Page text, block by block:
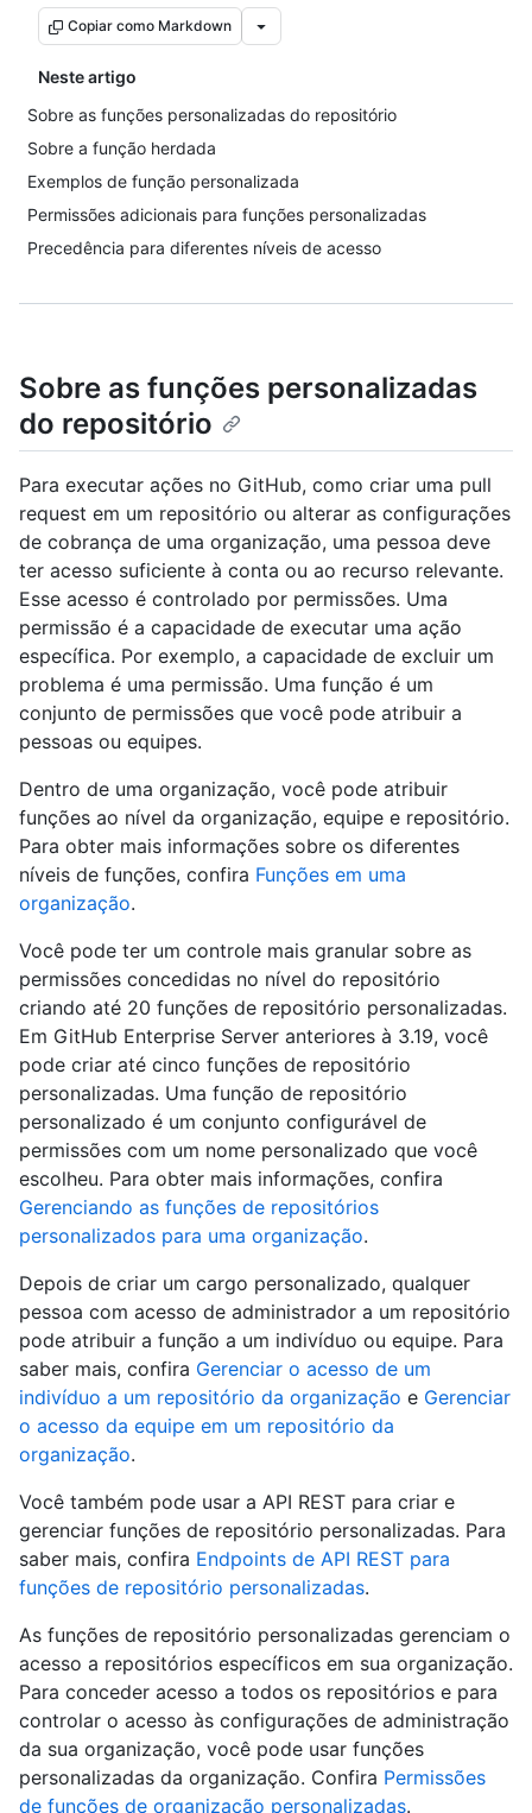
Copiar como Markdown
Neste artigo
Sobre as funções personalizadas do repositório
Sobre a função herdada
Exemplos de função personalizada
Permissões adicionais para funções personalizadas
Precedência para diferentes níveis de acesso
Sobre as funções personalizadas
do repositório
Para executar ações no GitHub, como criar uma pull
request em um repositório ou alterar as configurações
de cobrança de uma organização, uma pessoa deve
ter acesso suficiente à conta ou ao recurso relevante.
Esse acesso é controlado por permissões. Uma
permissão é a capacidade de executar uma ação
específica. Por exemplo, a capacidade de excluir um
problema é uma permissão. Uma função é um
conjunto de permissões que você pode atribuir a
pessoas ou equipes.
Dentro de uma organização, você pode atribuir
funções ao nível da organização, equipe e repositório.
Para obter mais informações sobre os diferentes
níveis de funções, confira Funções em uma
organização.
Você pode ter um controle mais granular sobre as
permissões concedidas no nível do repositório
criando até 20 funções de repositório personalizadas.
Em GitHub Enterprise Server anteriores à 3.19, você
pode criar até cinco funções de repositório
personalizadas. Uma função de repositório
personalizado é um conjunto configurável de
permissões com um nome personalizado que você
escolheu. Para obter mais informações, confira
Gerenciando as funções de repositórios
personalizados para uma organização.
Depois de criar um cargo personalizado, qualquer
pessoa com acesso de administrador a um repositório
pode atribuir a função a um indivíduo ou equipe. Para
saber mais, confira Gerenciar o acesso de um
indivíduo a um repositório da organização e Gerenciar
o acesso da equipe em um repositório da
organização.
Você também pode usar a API REST para criar e
gerenciar funções de repositório personalizadas. Para
saber mais, confira Endpoints de API REST para
funções de repositório personalizadas.
As funções de repositório personalizadas gerenciam o
acesso a repositórios específicos em sua organização.
Para conceder acesso a todos os repositórios e para
controlar o acesso às configurações de administração
da sua organização, você pode usar funções
personalizadas da organização. Confira Permissões
de funções de organização personalizadas.